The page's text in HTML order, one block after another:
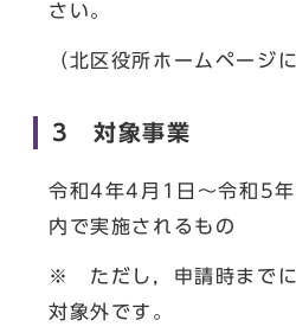
さい。
（北区役所ホームページ
3 対象事業
令和4年4月1日～令和5
内で実施されるもの
※ ただし，申請時までに
対象外です。